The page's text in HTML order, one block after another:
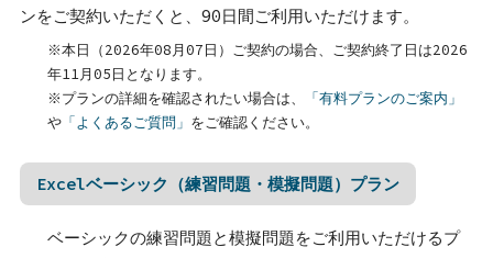
ンをご契約いただくと、90日間ご利用いただけます。
※本日（2026年08月07日）ご契約の場合、ご契約終了日は2026
年11月05日となります。
※プランの詳細を確認されたい場合は、
「有料プランのご案内」
や「よくあるご質問」 をご確認ください。
Excelベーシック（練習問題・模擬問題）プラン
ベーシックの練習問題と模擬問題をご利用いただけるプ